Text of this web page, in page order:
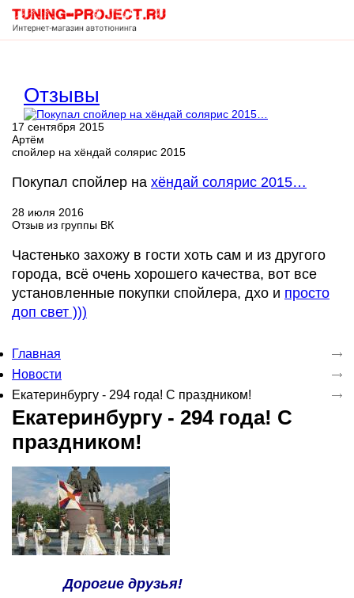
Корзина
пуста
Отзывы
17 сентября 2015
Артём
спойлер на хёндай солярис 2015
Покупал спойлер на хёндай солярис 2015…
28 июля 2016
Отзыв из группы ВК
Частенько захожу в гости хоть сам и из другого
города, всё очень хорошего качества, вот все
установленные покупки спойлера, дхо и просто
доп свет )))
Главная
Новости
Екатеринбургу - 294 года! С праздником!
Екатеринбургу - 294 года! С
праздником!
Дорогие друзья!